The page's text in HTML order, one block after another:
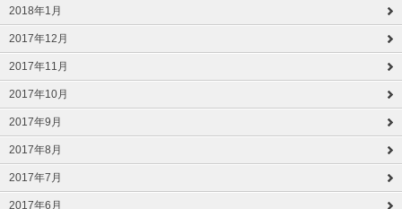
2018年1月
2017年12月
2017年11月
2017年10月
2017年9月
2017年8月
2017年7月
2017年6月